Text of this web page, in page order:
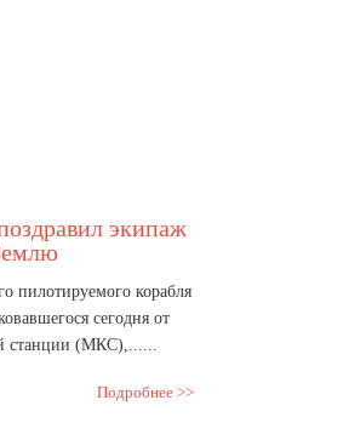
экипаж
пилотируемого корабля
сегодня от
станции (МКС),......
Подробнее >>